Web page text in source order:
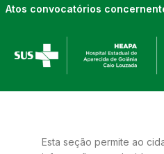
Atos convocatórios
Esta seção permite ao